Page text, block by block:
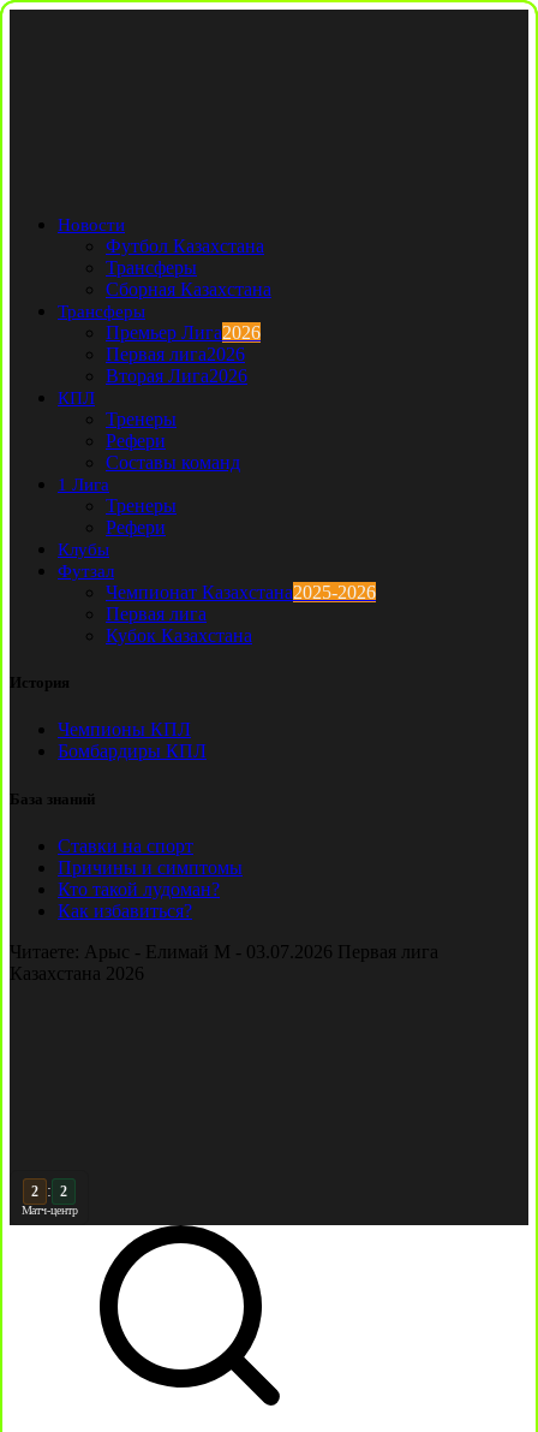
Новости
Футбол Казахстана
Трансферы
Сборная Казахстана
Трансферы
Премьер Лига2026
Первая лига2026
Вторая Лига2026
КПЛ
Тренеры
Рефери
Составы команд
1 Лига
Тренеры
Рефери
Клубы
Футзал
Чемпионат Казахстана2025-2026
Первая лига
Кубок Казахстана
История
Чемпионы КПЛ
Бомбардиры КПЛ
База знаний
Ставки на спорт
Причины и симптомы
Кто такой лудоман?
Как избавиться?
Читаете: Арыс - Елимай М - 03.07.2026 Первая лига
Казахстана 2026
: 2
Матч-центр